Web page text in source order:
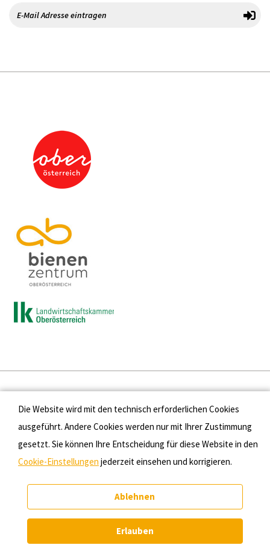
Presse
Kontakt
Datenschutz
Cookie-Einstellungen
Die Website wird mit den technisch erforderlichen Cookies
ausgeführt. Andere Cookies werden nur mit Ihrer Zustimmung
gesetzt. Sie können Ihre Entscheidung für diese Website in den
Cookie-Einstellungen jederzeit einsehen und korrigieren.
Ablehnen
Erlauben